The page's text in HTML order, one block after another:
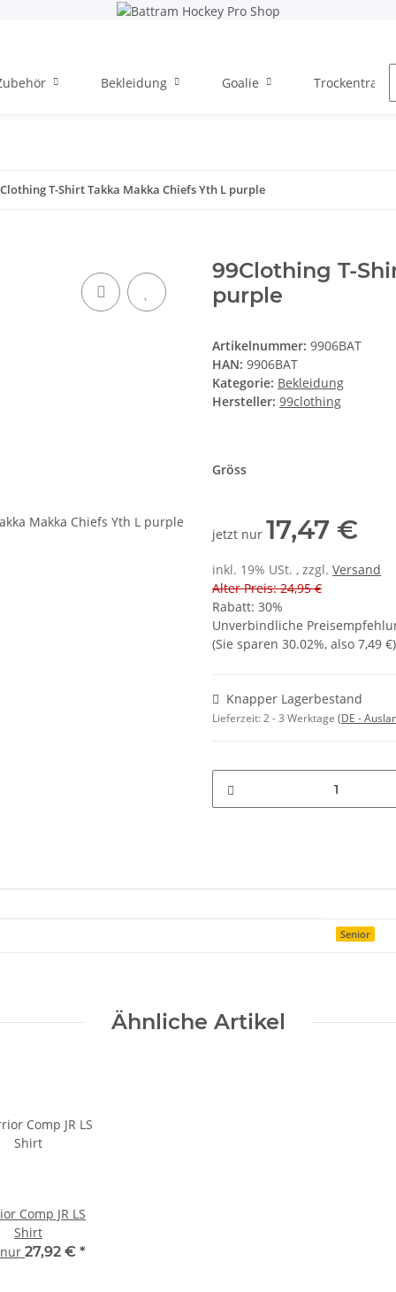
Bekleidung Goalie
T-Shirt Takka Makka Chiefs Yth L purple
99Clothing T-
purple
Artikelnummer: 9906BAT
HAN: 9906BAT
Kategorie: Bekleidung
Hersteller: 99clothing
Gröss
jetzt nur 17,47 €
inkl. 19% USt. , zzgl. Versand
Alter Preis: 24,95 €
Rabatt: 30%
Unverbindliche
(Sie sparen 30.02%, also 7,49 €)
Knapper Lagerbestand
Lieferzeit:2 - 3 Werktage (DE -
Senior
Ähnliche Artikel
Comp JR LS
Shirt
27,92 € *